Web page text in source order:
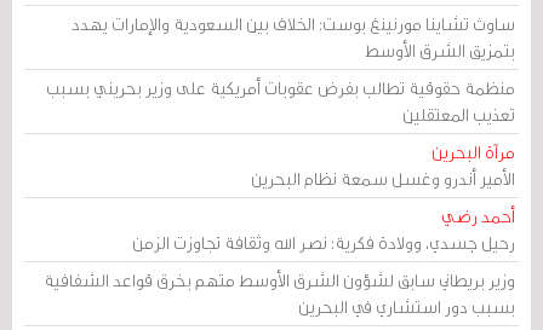
ساوث تشاينا مورنينغ بوست: الخلاف بين السعودية والإمارات يهدد
بتمزيق الشرق الأوسط
منظمة حقوقية تطالب بفرض عقوبات أمريكية على وزير بحريني بسبب
تعذيب المعتقلين
مرآة البحرين
الأمير أندرو وغسل سمعة نظام البحرين
أحمد رضي
رحيل جسدي، وولادة فكرية: نصر الله وثقافة تجاوزت الزمن
وزير بريطاني سابق لشؤون الشرق الأوسط متهم بخرق قواعد الشفافية
بسبب دور استشاري في البحرين